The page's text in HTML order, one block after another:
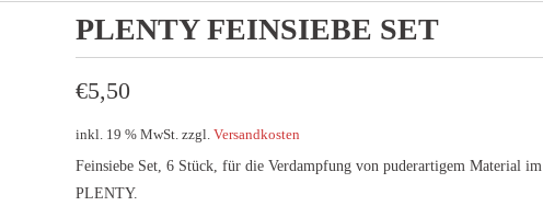
PLENTY FEINSIEBE SET
€5,50
inkl. 19 % MwSt. zzgl. Versandkosten
Feinsiebe Set, 6 Stück, für die Verdampfung von puderartigem Material im
PLENTY.